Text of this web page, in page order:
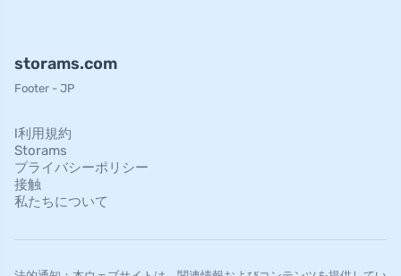
storams.com
Footer - JP
l利用規約
Storams
プライバシーポリシー
接触
私たちについて